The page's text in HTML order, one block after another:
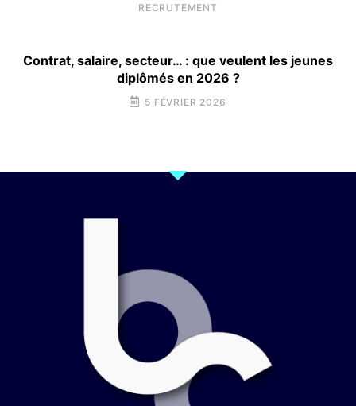
RECRUTEMENT
Contrat, salaire, secteur… : que veulent les jeunes
diplômés en 2026 ?
5 FÉVRIER 2026